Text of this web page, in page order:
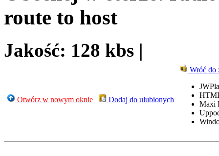
route to host
Jakość: 128 kbs |
Otwórz w nowym oknie Dodaj do ulubionych
Wróć do
Maxi